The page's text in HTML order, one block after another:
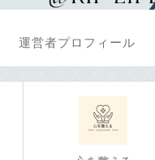
運営者プロフィール